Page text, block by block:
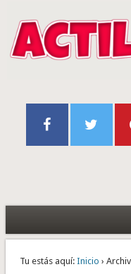
Tu estás aquí: Inicio ›